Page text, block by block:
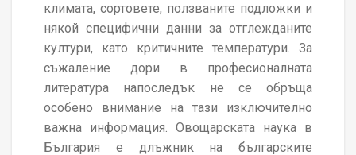
климата, сортовете, ползваните подложки и
някой специфични данни за отглежданите
култури, като критичните температури. За
съжаление дори в професионалната
литература напоследък не се обръща
особено внимание на тази изключително
важна информация. Oвощарската наука в
България е длъжник на българските